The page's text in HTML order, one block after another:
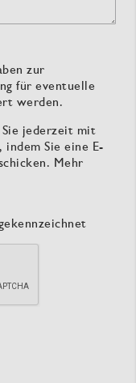
zur
für eventuelle
werden.
jederzeit mit
Sie eine E-
Mehr